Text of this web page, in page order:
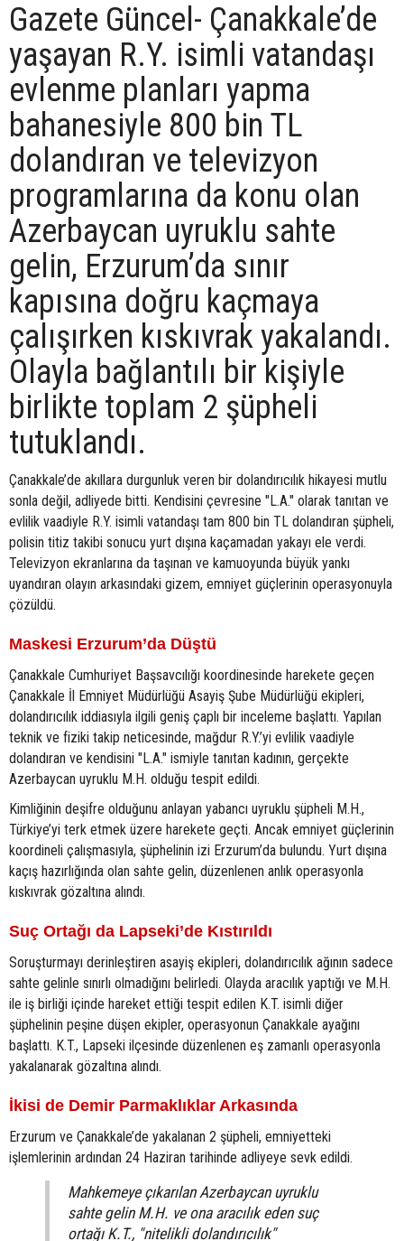
Gazete Güncel- Çanakkale’de
yaşayan R.Y. isimli vatandaşı
evlenme planları yapma
bahanesiyle 800 bin TL
dolandıran ve televizyon
programlarına da konu olan
Azerbaycan uyruklu sahte
gelin, Erzurum’da sınır
kapısına doğru kaçmaya
çalışırken kıskıvrak yakalandı.
Olayla bağlantılı bir kişiyle
birlikte toplam 2 şüpheli
tutuklandı.
Çanakkale’de akıllara durgunluk veren bir dolandırıcılık hikayesi mutlu
sonla değil, adliyede bitti. Kendisini çevresine "L.A." olarak tanıtan ve
evlilik vaadiyle R.Y. isimli vatandaşı tam 800 bin TL dolandıran şüpheli,
polisin titiz takibi sonucu yurt dışına kaçamadan yakayı ele verdi.
Televizyon ekranlarına da taşınan ve kamuoyunda büyük yankı
uyandıran olayın arkasındaki gizem, emniyet güçlerinin operasyonuyla
çözüldü.
Maskesi Erzurum’da Düştü
Çanakkale Cumhuriyet Başsavcılığı koordinesinde harekete geçen
Çanakkale İl Emniyet Müdürlüğü Asayiş Şube Müdürlüğü ekipleri,
dolandırıcılık iddiasıyla ilgili geniş çaplı bir inceleme başlattı. Yapılan
teknik ve fiziki takip neticesinde, mağdur R.Y.’yi evlilik vaadiyle
dolandıran ve kendisini "L.A." ismiyle tanıtan kadının, gerçekte
Azerbaycan uyruklu M.H. olduğu tespit edildi.
Kimliğinin deşifre olduğunu anlayan yabancı uyruklu şüpheli M.H.,
Türkiye’yi terk etmek üzere harekete geçti. Ancak emniyet güçlerinin
koordineli çalışmasıyla, şüphelinin izi Erzurum’da bulundu. Yurt dışına
kaçış hazırlığında olan sahte gelin, düzenlenen anlık operasyonla
kıskıvrak gözaltına alındı.
Suç Ortağı da Lapseki’de Kıstırıldı
Soruşturmayı derinleştiren asayiş ekipleri, dolandırıcılık ağının sadece
sahte gelinle sınırlı olmadığını belirledi. Olayda aracılık yaptığı ve M.H.
ile iş birliği içinde hareket ettiği tespit edilen K.T. isimli diğer
şüphelinin peşine düşen ekipler, operasyonun Çanakkale ayağını
başlattı. K.T., Lapseki ilçesinde düzenlenen eş zamanlı operasyonla
yakalanarak gözaltına alındı.
İkisi de Demir Parmaklıklar Arkasında
Erzurum ve Çanakkale’de yakalanan 2 şüpheli, emniyetteki
işlemlerinin ardından 24 Haziran tarihinde adliyeye sevk edildi.
Mahkemeye çıkarılan Azerbaycan uyruklu
sahte gelin M.H. ve ona aracılık eden suç
ortağı K.T., "nitelikli dolandırıcılık"